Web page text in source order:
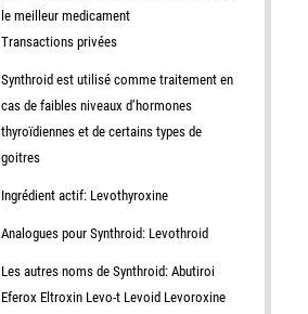
le meilleur medicament
Transactions privées
Synthroid est utilisé comme traitement en
cas de faibles niveaux d’hormones
thyroïdiennes et de certains types de
goitres
Ingrédient actif: Levothyroxine
Analogues pour Synthroid: Levothroid
Les autres noms de Synthroid: Abutiroi
Eferox Eltroxin Levo-t Levoid Levoroxine